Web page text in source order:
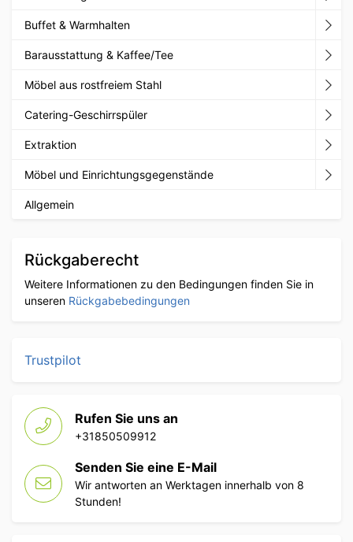
Buffet & Warmhalten
Barausstattung & Kaffee/Tee
Möbel aus rostfreiem Stahl
Catering-Geschirrspüler
Extraktion
Möbel und Einrichtungsgegenstände
Allgemein
Rückgaberecht
Weitere Informationen zu den Bedingungen finden Sie in
unseren Rückgabebedingungen
Trustpilot
Rufen Sie uns an
+31850509912
Senden Sie eine E-Mail
Wir antworten an Werktagen innerhalb von 8
Stunden!